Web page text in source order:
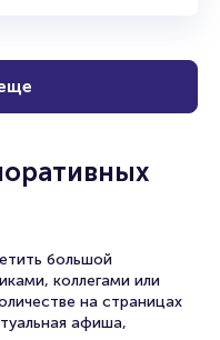
большой
коллегами или
на страницах
афиша,